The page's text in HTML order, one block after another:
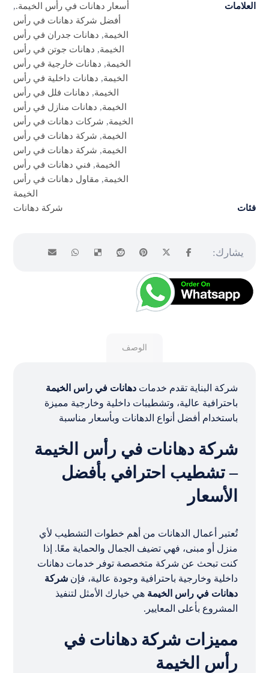
العلامات أسعار دهانات في رأس الخيمة.,
أفضل شركة دهانات في رأس
الخيمة, دهانات جدران في رأس
الخيمة, دهانات جوتن في رأس
الخيمة, دهانات خارجية في رأس
الخيمة, دهانات داخلية في رأس
الخيمة, دهانات فلل في رأس
الخيمة, دهانات منازل في رأس
الخيمة, شركات دهانات في رأس
الخيمة, شركة دهانات في رأس
الخيمة, شركة دهانات في راس
الخيمة, فني دهانات في رأس
الخيمة, مقاول دهانات في رأس
الخيمة
فئات
شركة دهانات
الوصف
شركة البناية تقدم خدماتدهانات في راس الخيمة
باحترافية عالية، وتشطيبات داخلية وخارجية مميزة
باستخدام أفضل أنواع الدهانات وبأسعار مناسبة
شركة دهانات في رأس الخيمة
– تشطيب احترافي بأفضل
الأسعار
تُعتبر أعمال الدهانات من أهم خطوات التشطيب لأي
منزل أو مبنى، فهي تضيف الجمال والحماية معًا. إذا
كنت تبحث عن شركة متخصصة توفر خدمات دهانات
داخلية وخارجية باحترافية وجودة عالية، فإنشركة
دهانات في راس الخيمةهي خيارك الأمثل لتنفيذ
المشروع بأعلى المعايير.
مميزات شركة دهانات في
رأس الخيمة